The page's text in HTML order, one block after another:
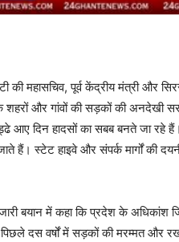
की महासचिव, पूर्व केंद्रीय मंत्री और
शहरों और गांवों की सड़कों की अनदेखी
आए दिन हादसों का सबब बनते जा रहे
हैं। स्टेट हाइवे और संपर्क मार्गों की
बयान में कहा कि प्रदेश के अधिकांश
दस वर्षों में सड़कों की मरम्मत और